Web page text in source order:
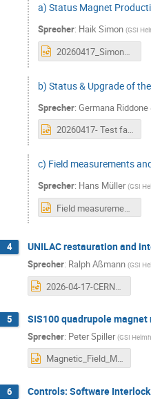
a) Status Magnet
Sprecher: Haik Simon (GSI
20260417_Simon_CERN-GSI_Steering-meeting_v3.1-shown.pptx
b) Status & Upgrade of
Sprecher: Germana Riddone
20260417- Test facilities and CERN activities compressed.pptx
c) Field measurements
Sprecher: Hans Müller (GSI
Field measurements and magnet digital twin (Avatar)-steering-board_HM_SR.pptx
4 UNILAC restauration and
Sprecher: Ralph Aßmann (GSI
5 SIS100 quadrupole
Sprecher: Peter Spiller (GSI
Magnetic_Field_Measurement_26.pptx
6 Controls: Software